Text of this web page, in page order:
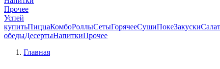
Прочее
Успей
купитьПиццаКомбоРоллыСетыГорячееСушиПокеЗакуски
обедыДесертыНапиткиПрочее
Главная